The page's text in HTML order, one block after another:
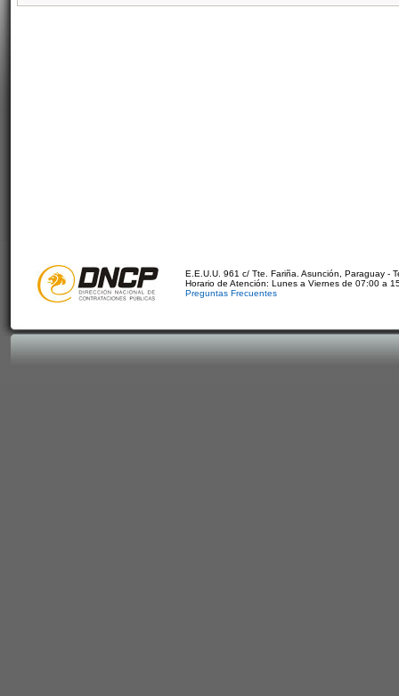
E.E.U.U. 961 c/ Tte. Fariña. Asunción, Paraguay -
Horario de Atención: Lunes a Viernes de 07:00 a
Preguntas Frecuentes